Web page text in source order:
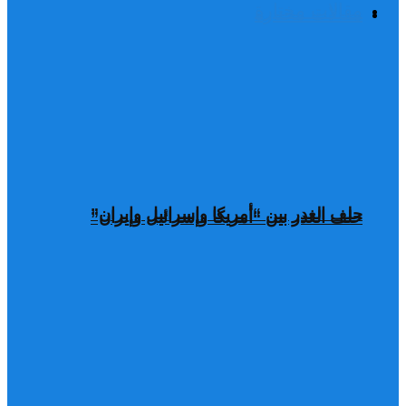
حلف الغدر بين “أمريكا وإسرائيل وإيران”
حلف الغدر بين “أمريكا وإسرائيل وإيران”